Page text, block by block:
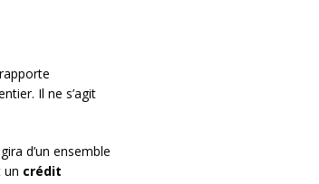
Il ne s’agit
d’un ensemble
un crédit